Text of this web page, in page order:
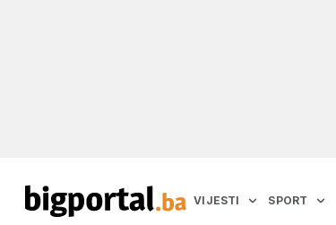
VIJESTI SPORT